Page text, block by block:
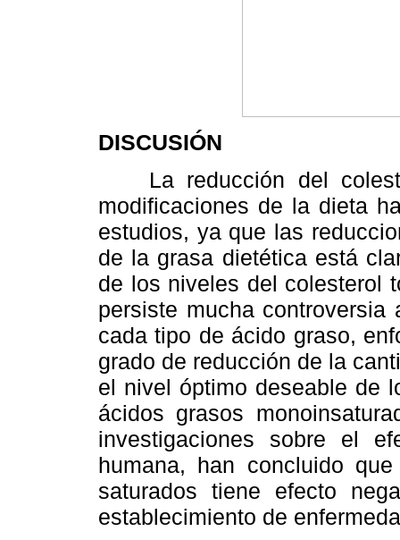
DISCUSIÓN
La reducción del
modificaciones de la dieta
estudios, ya que las
de la grasa dietética está
de los niveles del colesterol
persiste mucha
cada tipo de ácido graso,
grado de reducción de la
el nivel óptimo deseable de
ácidos grasos
investigaciones sobre el
humana, han concluido
saturados tiene efecto
establecimiento de